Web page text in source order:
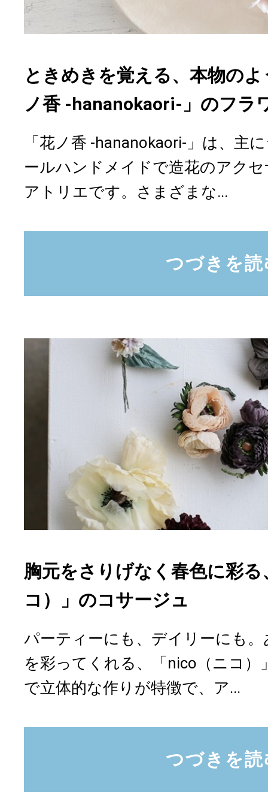
ときめきを覚える、本物の
ノ香 -hananokaori-」のフラ
「花ノ香 -hananokaori-」は、主
ールハンドメイドで造花のアク
アトリエです。さまざまな...
つづきを読
胸元をさりげなく春色に彩
コ）」のコサージュ
パーティーにも、デイリーにも
を彩ってくれる、「nico（ニコ）
で立体的な作りが特徴で、ア...
つづきを読